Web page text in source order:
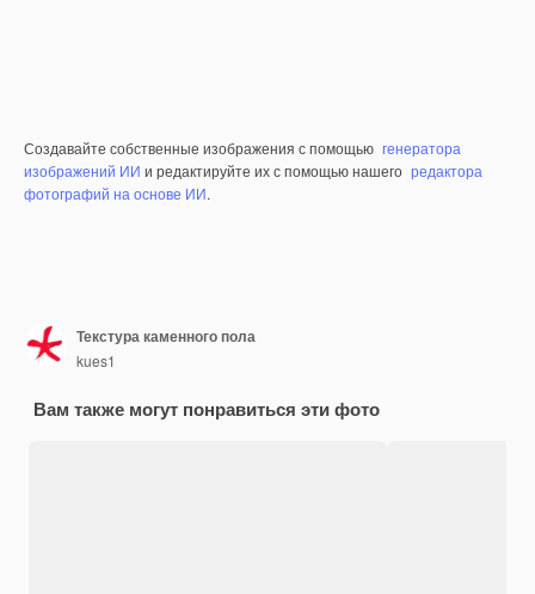
Создавайте собственные изображения с помощью генератора
изображений ИИ и редактируйте их с помощью нашего редактора
фотографий на основе ИИ.
Текстура каменного пола
kues1
Вам также могут понравиться эти фото